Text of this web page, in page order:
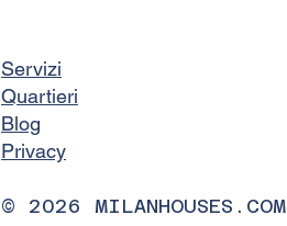
Servizi
Quartieri
Blog
Privacy
© 2026 MILANHOUSES.COM